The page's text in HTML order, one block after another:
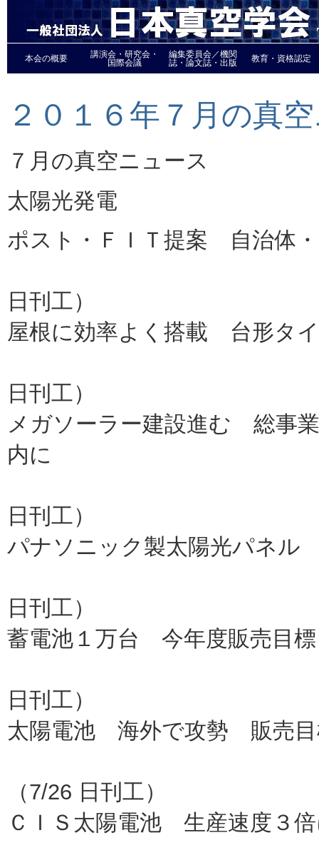
本会の概要
講演会・研究会・
国際会議
編集委員会／機関
誌・論文誌・出版
教育・資格認定
２０１６年７月の真
７月の真空ニュース
太陽光発電
ポスト・ＦＩＴ提案 自治体
日刊工）
屋根に効率よく搭載 台形タ
日刊工）
メガソーラー建設進む 総事
内に
日刊工）
パナソニック製太陽光パネル
日刊工）
蓄電池１万台 今年度販売目
日刊工）
太陽電池 海外で攻勢 販売
（7/26 日刊工）
ＣＩＳ太陽電池 生産速度３